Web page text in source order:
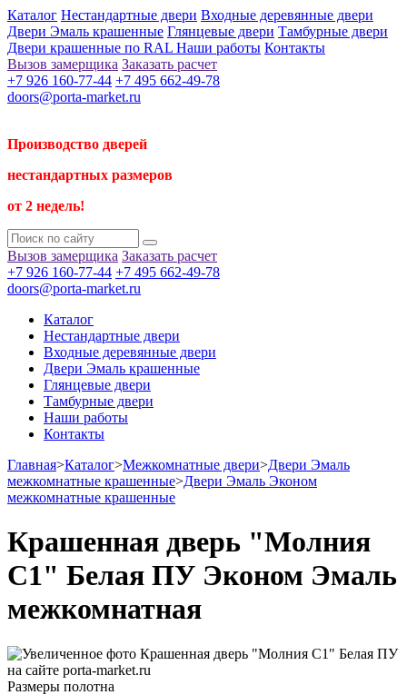
Каталог Нестандартные двери Входные деревянные двери
Двери Эмаль крашенные Глянцевые двери Тамбурные двери
Двери крашенные по RAL Наши работы Контакты
Вызов замерщика Заказать расчет
+7 926 160-77-44 +7 495 662-49-78
doors@porta-market.ru
Производство дверей
нестандартных размеров
от 2 недель!
Вызов замерщика Заказать расчет
+7 926 160-77-44 +7 495 662-49-78
doors@porta-market.ru
Каталог
Нестандартные двери
Входные деревянные двери
Двери Эмаль крашенные
Глянцевые двери
Тамбурные двери
Наши работы
Контакты
Главная>Каталог>Межкомнатные двери>Двери Эмаль
межкомнатные крашенные>Двери Эмаль Эконом
межкомнатные крашенные
Крашенная дверь "Молния
С1" Белая ПУ Эконом Эмаль
межкомнатная
Размеры полотна